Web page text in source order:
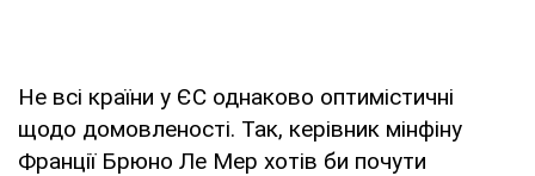
Не всі країни у ЄС однаково оптимістичні
щодо домовленості. Так, керівник мінфіну
Франції Брюно Ле Мер хотів би почути